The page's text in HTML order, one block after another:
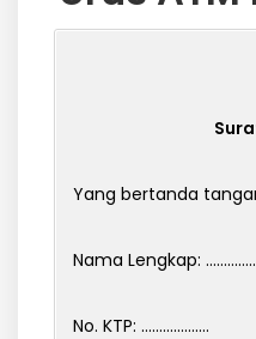
Yang bertanda
Nama Lengkap:
No. KTP: ……………….